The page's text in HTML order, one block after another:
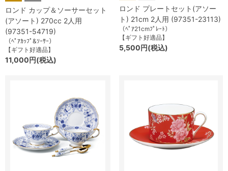
ロンド カップ＆ソーサーセット
(アソート) 270cc 2人用
(97351-54719)
（ﾍﾟｱｶｯﾌﾟ&ｿｰｻｰ）
【ギフト好適品】
11,000円(税込)
ロンド プレートセット(アソー
ト) 21cm 2人用 (97351-23113)
（ﾍﾟｱ21cmﾌﾟﾚｰﾄ）
【ギフト好適品】
5,500円(税込)